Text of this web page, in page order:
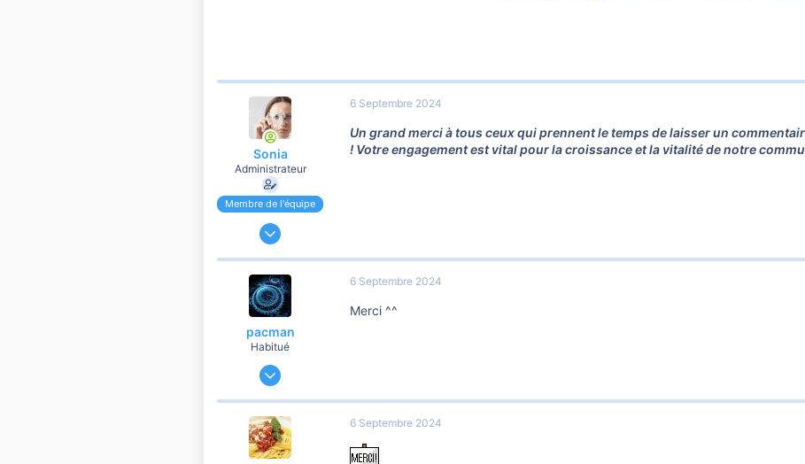
Sonia
Administrateur
Membre de l'équipe
10 810
6 Septembre 2024
Un grand merci à tous ceux qui prennent le temps de laisser un
! Votre engagement est vital pour la croissance et la vitalité de notre
pacman
Habitué
24 Mars 2014
10 810
6 Septembre 2024
Merci ^^
6 Septembre 2024